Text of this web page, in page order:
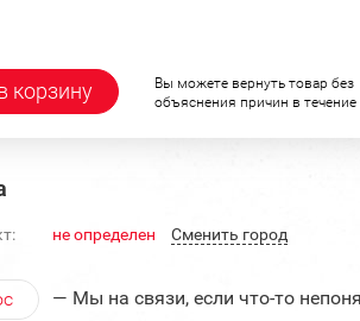
корзину
Вы можете вернуть товар без
объяснения причин в течение
не определен Cменить город
— Мы на связи, если что-то